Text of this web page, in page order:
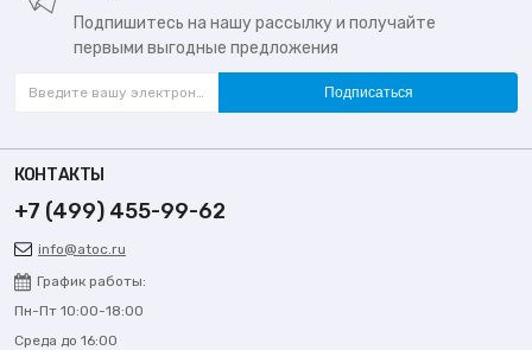
Подпишитесь на нашу рассылку и получайте
первыми выгодные предложения
Подписаться
КОНТАКТЫ
+7 (499) 455-99-62
info@atoc.ru
График работы:
Пн-Пт 10:00-18:00
Среда до 16:00